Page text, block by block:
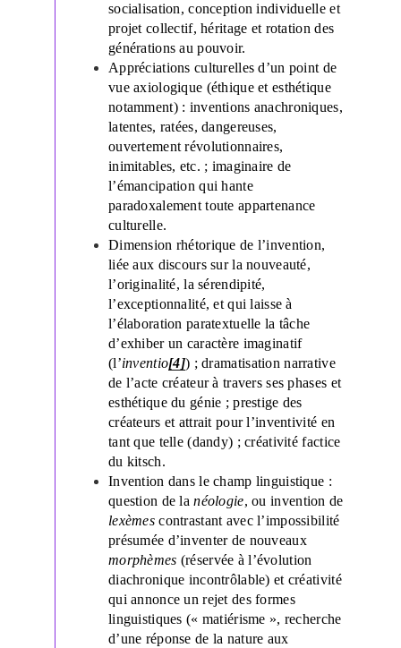
socialisation, conception individuelle et
projet collectif, héritage et rotation des
générations au pouvoir.
Appréciations culturelles d’un point de
vue axiologique (éthique et esthétique
notamment) : inventions anachroniques,
latentes, ratées, dangereuses,
ouvertement révolutionnaires,
inimitables, etc. ; imaginaire de
l’émancipation qui hante
paradoxalement toute appartenance
culturelle.
Dimension rhétorique de l’invention,
liée aux discours sur la nouveauté,
l’originalité, la sérendipité,
l’exceptionnalité, et qui laisse à
l’élaboration paratextuelle la tâche
d’exhiber un caractère imaginatif
(l’inventio[4]) ; dramatisation narrative
de l’acte créateur à travers ses phases et
esthétique du génie ; prestige des
créateurs et attrait pour l’inventivité en
tant que telle (dandy) ; créativité factice
du kitsch.
Invention dans le champ linguistique :
question de lanéologie, ou invention de
lexèmescontrastant avec l’impossibilité
présumée d’inventer de nouveaux
morphèmes (réservée à l’évolution
diachronique incontrôlable) et créativité
qui annonce un rejet des formes
linguistiques (« matiérisme », recherche
d’une réponse de la nature aux